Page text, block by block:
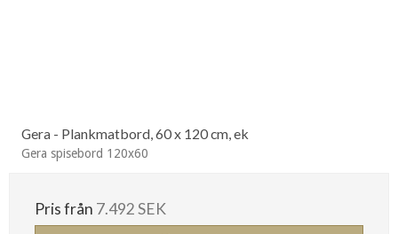
Gera - Plankmatbord, 60 x 120 cm, ek
Gera spisebord 120x60
Pris från 7.492 SEK